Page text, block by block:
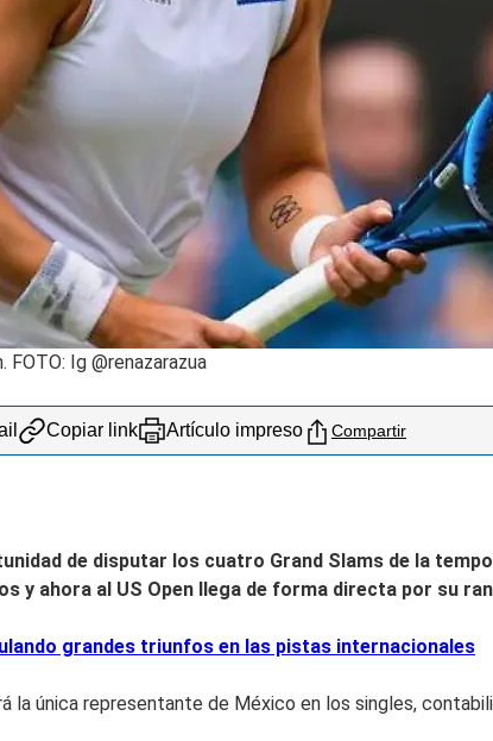
FOTO: Ig @renazarazua
Copiar link Artículo impreso Compartir
de disputar los cuatro Grand Slams de la
y ahora al US Open llega de forma directa por su
grandes triunfos en las pistas internacionales
la única representante de México en los singles,